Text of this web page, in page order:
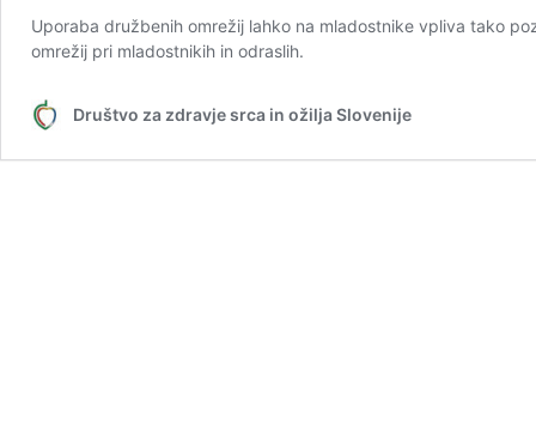
Uporaba družbenih omrežij lahko na mladostnike vpliva tako
omrežij pri mladostnikih in odraslih.
Društvo za zdravje srca in ožilja Slovenije